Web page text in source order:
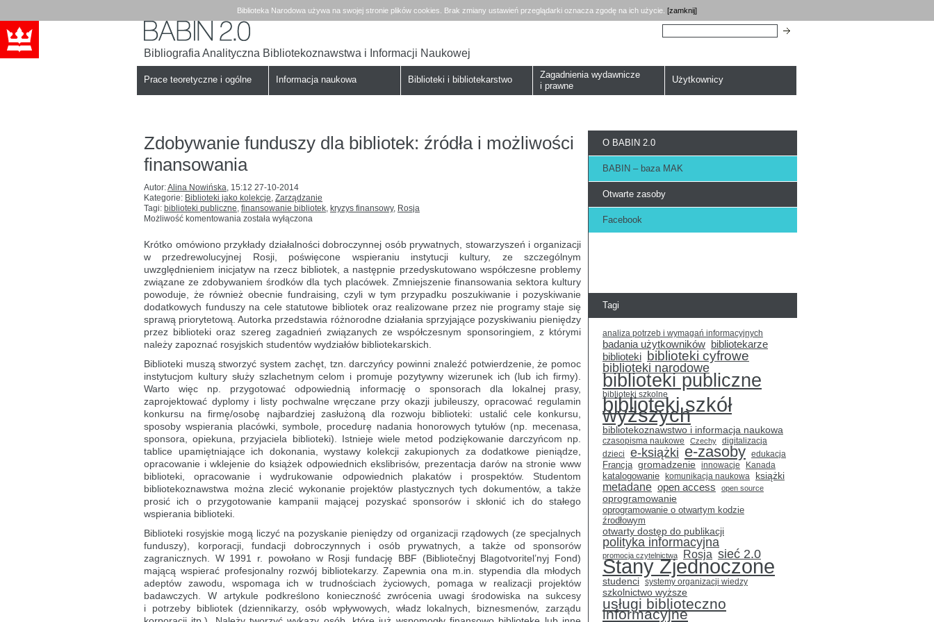
Biblioteka Narodowa używa na swojej stronie plików cookies. Brak zmiany ustawień przeglądarki oznacza zgodę na ich użycie. [zamknij]
Babin
Bibliografia Analityczna Bibliotekoznawstwa i Informacji Naukowej
Szukaj:
Prace teoretyczne i ogólne Informacja naukowa Biblioteki i bibliotekarstwo
Zagadnienia wydawnicze
i prawne
Użytkownicy
Zdobywanie funduszy dla bibliotek: źródła i możliwości
finansowania
Autor:Alina Nowińska, 15:12 27-10-2014
Kategorie: Biblioteki jako kolekcje, Zarządzanie
Tagi: biblioteki publiczne, finansowanie bibliotek, kryzys finansowy, Rosja
Możliwość komentowania Zdobywanie
dla
bibliotek:
źródła
i możliwości
finansowania
została wyłączona
Krótko omówiono przykłady działalności dobroczynnej osób prywatnych, stowarzyszeń i organizacji
w przedrewolucyjnej Rosji, poświęcone wspieraniu instytucji kultury, ze szczególnym
uwzględnieniem inicjatyw na rzecz bibliotek, a następnie przedyskutowano współczesne problemy
związane ze zdobywaniem środków dla tych placówek. Zmniejszenie finansowania sektora kultury
powoduje, że również obecnie fundraising, czyli w tym przypadku poszukiwanie i pozyskiwanie
dodatkowych funduszy na cele statutowe bibliotek oraz realizowane przez nie programy staje się
sprawą priorytetową. Autorka przedstawia różnorodne działania sprzyjające pozyskiwaniu pieniędzy
przez biblioteki oraz szereg zagadnień związanych ze współczesnym sponsoringiem, z którymi
należy zapoznać rosyjskich studentów wydziałów bibliotekarskich.
Biblioteki muszą stworzyć system zachęt, tzn. darczyńcy powinni znaleźć potwierdzenie, że pomoc
instytucjom kultury służy szlachetnym celom i promuje pozytywny wizerunek ich (lub ich firmy).
Warto więc np. przygotować odpowiednią informację o sponsorach dla lokalnej prasy,
zaprojektować dyplomy i listy pochwalne wręczane przy okazji jubileuszy, opracować regulamin
konkursu na firmę/osobę najbardziej zasłużoną dla rozwoju biblioteki: ustalić cele konkursu,
sposoby wspierania placówki, symbole, procedurę nadania honorowych tytułów (np. mecenasa,
sponsora, opiekuna, przyjaciela biblioteki). Istnieje wiele metod podziękowanie darczyńcom np.
tablice upamiętniające ich dokonania, wystawy kolekcji zakupionych za dodatkowe pieniądze,
opracowanie i wklejenie do książek odpowiednich ekslibrisów, prezentacja darów na stronie www
biblioteki, opracowanie i wydrukowanie odpowiednich plakatów i prospektów. Studentom
bibliotekoznawstwa można zlecić wykonanie projektów plastycznych tych dokumentów, a także
prosić ich o przygotowanie kampanii mającej pozyskać sponsorów i skłonić ich do stałego
wspierania biblioteki.
Biblioteki rosyjskie mogą liczyć na pozyskanie pieniędzy od organizacji rządowych (ze specjalnych
funduszy), korporacji, fundacji dobroczynnych i osób prywatnych, a także od sponsorów
zagranicznych. W 1991 r. powołano w Rosji fundację BBF (Bibliotečnyj Blagotvoritel’nyj Fond)
mającą wspierać profesjonalny rozwój bibliotekarzy. Zapewnia ona m.in. stypendia dla młodych
adeptów zawodu, wspomaga ich w trudnościach życiowych, pomaga w realizacji projektów
badawczych. W artykule podkreślono konieczność zwrócenia uwagi środowiska na sukcesy
i potrzeby bibliotek (dziennikarzy, osób wpływowych, władz lokalnych, biznesmenów, zarządu
O BABIN 2.0
BABIN – baza MAK
Otwarte zasoby
Facebook
Tagi
analiza potrzeb i wymagań informacyjnych
badania użytkowników bibliotekarze
biblioteki biblioteki cyfrowe
biblioteki narodowe
biblioteki publiczne
biblioteki szkolne
biblioteki szkół
wyższych
bibliotekoznawstwo i informacja naukowa
czasopisma naukowe Czechy digitalizacja
dzieci e-książki e-zasoby edukacja
Francja gromadzenie innowacje
Kanada
katalogowanie
komunikacja naukowa książki
metadane open access open source
oprogramowanie
oprogramowanie o otwartym kodzie
źrodłowym
otwarty dostęp do publikacji
polityka informacyjna
promocja czytelnictwa Rosja sieć 2.0
Stany Zjednoczone
studenci systemy organizacji wiedzy
szkolnictwo wyższe
usługi biblioteczno
informacyjne